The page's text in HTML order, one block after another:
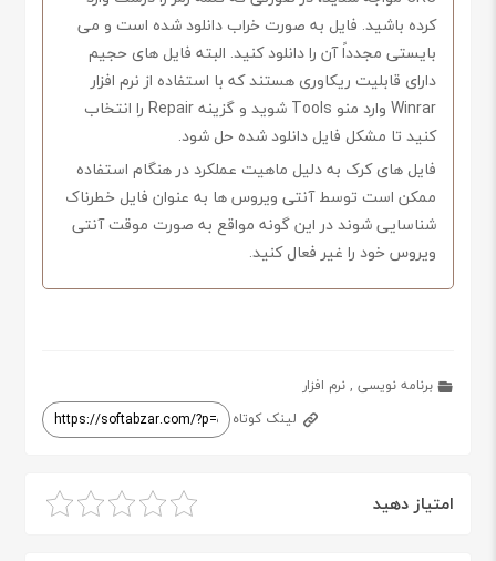
کرده باشید. فایل به صورت خراب دانلود شده است و می
بایستی مجدداً آن را دانلود کنید. البته فایل های حجیم
دارای قابلیت ریکاوری هستند که با استفاده از نرم افزار
Winrar وارد منو Tools شوید و گزینه Repair را انتخاب
کنید تا مشکل فایل دانلود شده حل شود.
فایل های کرک به دلیل ماهیت عملکرد در هنگام استفاده
ممکن است توسط آنتی ویروس ها به عنوان فایل خطرناک
شناسایی شوند در این گونه مواقع به صورت موقت آنتی
ویروس خود را غیر فعال کنید.
برنامه نویسی ,نرم افزار
لینک کوتاه
امتیاز دهید